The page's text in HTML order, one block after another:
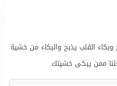
القلب يذبح والبكاء من خشية
ممن يبكى خشيتك